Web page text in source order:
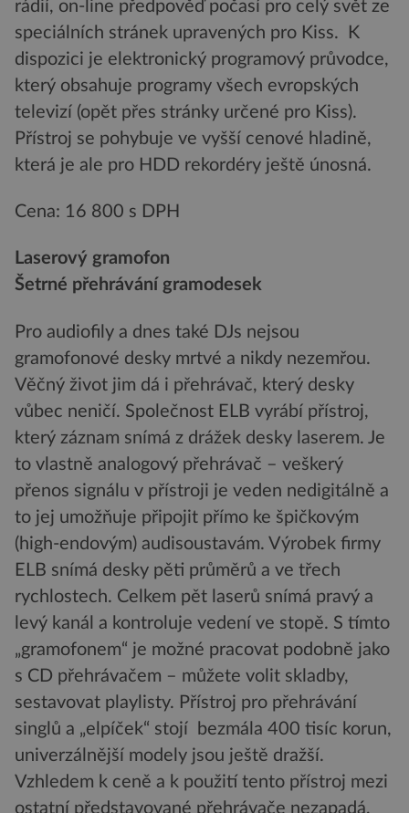
rádií, on-line předpověď počasí pro celý svět ze
speciálních stránek upravených pro Kiss. K
dispozici je elektronický programový průvodce,
který obsahuje programy všech evropských
televizí (opět přes stránky určené pro Kiss).
Přístroj se pohybuje ve vyšší cenové hladině,
která je ale pro HDD rekordéry ještě únosná.
Cena: 16 800 s DPH
Laserový gramofon
Šetrné přehrávání gramodesek
Pro audiofily a dnes také DJs nejsou
gramofonové desky mrtvé a nikdy nezemřou.
Věčný život jim dá i přehrávač, který desky
vůbec neničí. Společnost ELB vyrábí přístroj,
který záznam snímá z drážek desky laserem. Je
to vlastně analogový přehrávač – veškerý
přenos signálu v přístroji je veden nedigitálně a
to jej umožňuje připojit přímo ke špičkovým
(high-endovým) audisoustavám. Výrobek firmy
ELB snímá desky pěti průměrů a ve třech
rychlostech. Celkem pět laserů snímá pravý a
levý kanál a kontroluje vedení ve stopě. S tímto
„gramofonem“ je možné pracovat podobně jako
s CD přehrávačem – můžete volit skladby,
sestavovat playlisty. Přístroj pro přehrávání
singlů a „elpíček“ stojí bezmála 400 tisíc korun,
univerzálnější modely jsou ještě dražší.
Vzhledem k ceně a k použití tento přístroj mezi
ostatní představované přehrávače nezapadá,